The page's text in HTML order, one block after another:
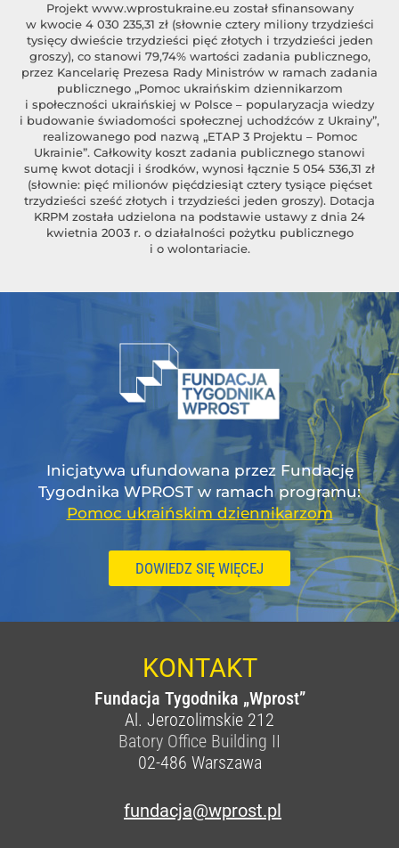
Projekt www.wprostukraine.eu został sfinansowany
w kwocie 4 030 235,31 zł (słownie cztery miliony trzydzieści
tysięcy dwieście trzydzieści pięć złotych i trzydzieści jeden
groszy), co stanowi 79,74% wartości zadania publicznego,
przez Kancelarię Prezesa Rady Ministrów w ramach zadania
publicznego „Pomoc ukraińskim dziennikarzom
i społeczności ukraińskiej w Polsce – popularyzacja wiedzy
i budowanie świadomości społecznej uchodźców z Ukrainy”,
realizowanego pod nazwą „ETAP 3 Projektu – Pomoc
Ukrainie”. Całkowity koszt zadania publicznego stanowi
sumę kwot dotacji i środków, wynosi łącznie 5 054 536,31 zł
(słownie: pięć milionów pięćdziesiąt cztery tysiące pięćset
trzydzieści sześć złotych i trzydzieści jeden groszy). Dotacja
KRPM została udzielona na podstawie ustawy z dnia 24
kwietnia 2003 r. o działalności pożytku publicznego
i o wolontariacie.
Inicjatywa ufundowana przez Fundację
Tygodnika WPROST w ramach programu:
Pomoc ukraińskim dziennikarzom
DOWIEDZ SIĘ WIĘCEJ
KONTAKT
Fundacja Tygodnika „Wprost”
Al. Jerozolimskie 212
Batory Office Building II
02-486 Warszawa
fundacja@wprost.pl